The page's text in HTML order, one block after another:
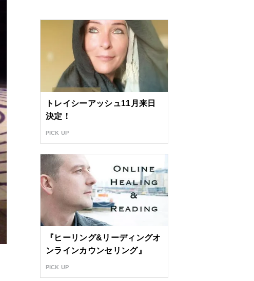
トレイシーアッシュ11月来日
決定！
PICK UP
『ヒーリング&リーディングオ
ンラインカウンセリング』
PICK UP